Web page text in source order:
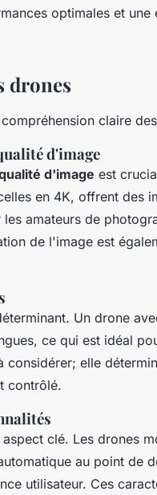
optimales et une
drones
claire
d'image
d'image est
en 4K, offrent des
amateurs de
de l'image est
Un drone
ce qui est idéal
considérer; elle
contrôlé.
clé. Les drones
au point de
utilisateur. Ces